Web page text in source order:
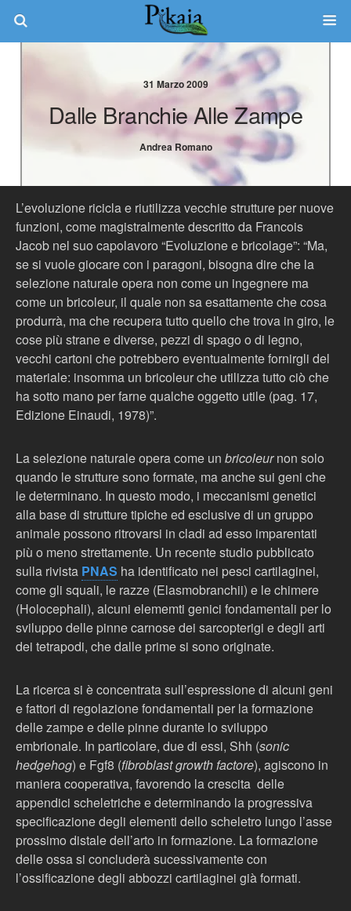
31 Marzo 2009
Dalle Branchie Alle Zampe
Andrea Romano
L’evoluzione ricicla e riutilizza vecchie strutture per nuove
funzioni, come magistralmente descritto da Francois
Jacob nel suo capolavoro “Evoluzione e bricolage”: “Ma,
se si vuole giocare con i paragoni, bisogna dire che la
selezione naturale opera non come un ingegnere ma
come un bricoleur, il quale non sa esattamente che cosa
produrrà, ma che recupera tutto quello che trova in giro, le
cose più strane e diverse, pezzi di spago o di legno,
vecchi cartoni che potrebbero eventualmente fornirgli del
materiale: insomma un bricoleur che utilizza tutto ciò che
ha sotto mano per farne qualche oggetto utile (pag. 17,
Edizione Einaudi, 1978)”.
La selezione naturale opera come un bricoleurnon solo
quando le strutture sono formate, ma anche sui geni che
le determinano. In questo modo, i meccanismi genetici
alla base di strutture tipiche ed esclusive di un gruppo
animale possono ritrovarsi in cladi ad esso imparentati
più o meno strettamente. Un recente studio pubblicato
sulla rivista PNAS ha identificato nei pesci cartilaginei,
come gli squali, le razze (Elasmobranchii) e le chimere
(Holocephali), alcuni elememti genici fondamentali per lo
sviluppo delle pinne carnose dei sarcopterigi e degli arti
dei tetrapodi, che dalle prime si sono originate.
La ricerca si è concentrata sull’espressione di alcuni geni
e fattori di regolazione fondamentali per la formazione
delle zampe e delle pinne durante lo sviluppo
embrionale. In particolare, due di essi, Shh (sonic
hedgehog) e Fgf8 (fibroblast growth factore), agiscono in
maniera cooperativa, favorendo la crescita delle
appendici scheletriche e determinando la progressiva
specificazione degli elementi dello scheletro lungo l’asse
prossimo distale dell’arto in formazione. La formazione
delle ossa si concluderà sucessivamente con
l’ossificazione degli abbozzi cartilaginei già formati.